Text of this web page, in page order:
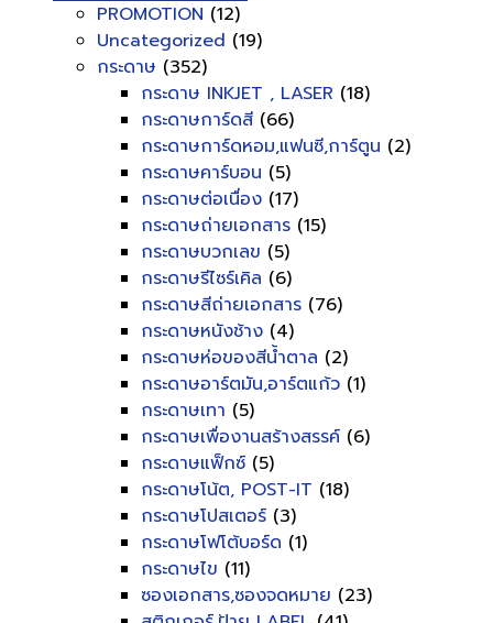
PROMOTION (12)
Uncategorized (19)
กระดาษ (352)
กระดาษ INKJET , LASER (18)
กระดาษการ์ดสี (66)
กระดาษการ์ดหอม,แฟนซี,การ์ตูน (2)
กระดาษคาร์บอน (5)
กระดาษต่อเนื่อง (17)
กระดาษถ่ายเอกสาร (15)
กระดาษบวกเลข (5)
กระดาษรีไซร์เคิล (6)
กระดาษสีถ่ายเอกสาร (76)
กระดาษหนังช้าง (4)
กระดาษห่อของสีน้ำตาล (2)
กระดาษอาร์ตมัน,อาร์ตแก้ว (1)
กระดาษเทา (5)
กระดาษเพื่องานสร้างสรรค์ (6)
กระดาษแฟ็กซ์ (5)
กระดาษโน้ต, POST-IT (18)
กระดาษโปสเตอร์ (3)
กระดาษโฟโต้บอร์ด (1)
กระดาษไข (11)
ซองเอกสาร,ซองจดหมาย (23)